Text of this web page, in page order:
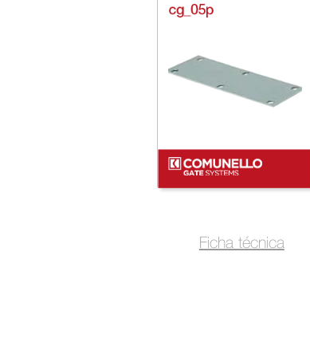
Ficha técnica